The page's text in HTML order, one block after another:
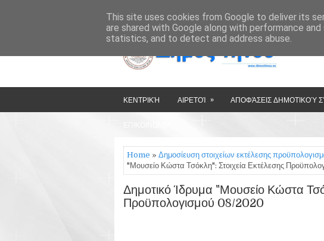
HOME ΔΉΜΟΣ ΤΉΝΟΥ » » »
ΚΕΝΤΡΙΚΉ ΑΙΡΕΤΟΊ » ΑΠΟΦΆΣΕΙΣ ΔΗΜΟΤΙΚΟΎ
Home » Δημοσίευση στοιχείων εκτέλεσης
"Μουσείο Κώστα Τσόκλη": Στοιχεία Εκτέλεσης
Δημοτικό Ίδρυμα "Μουσείο Κώστα
Προϋπολογισμού 08/2020
This site uses cookies from Google to deliver its
are shared with Google along with performance
statistics, and to detect and address abuse.